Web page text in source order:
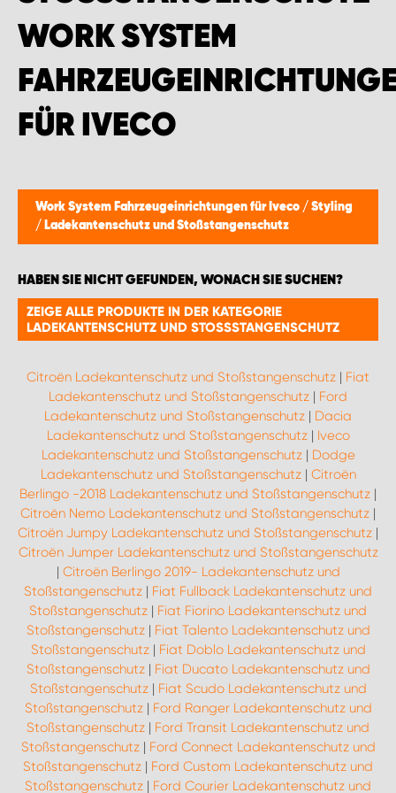
ORK SYSTEM F
ÜR IVECO
Work System Fahrzeugeinrichtungen für Iveco / Styling
/ Ladekantenschutz und Stoßstangenschutz
HABEN SIE NICHT GEFUNDEN, WONACH SIE SUCHEN?
ZEIGE ALLE PRODUKTE IN DER KATEGORIE
LADEKANTENSCHUTZ UND STOSSSTANGENSCHUTZ
Citroën Ladekantenschutz und Stoßstangenschutz | Fiat
Ladekantenschutz und Stoßstangenschutz | Ford
Ladekantenschutz und Stoßstangenschutz | Dacia
Ladekantenschutz und Stoßstangenschutz| Iveco
Ladekantenschutz und Stoßstangenschutz| Dodge
Ladekantenschutz und Stoßstangenschutz| Citroën
Berlingo -2018 Ladekantenschutz und Stoßstangenschutz |
Citroën Nemo Ladekantenschutz und Stoßstangenschutz |
Citroën Jumpy Ladekantenschutz und Stoßstangenschutz |
Citroën Jumper Ladekantenschutz und Stoßstangenschutz
| Citroën Berlingo 2019- Ladekantenschutz und
Stoßstangenschutz | Fiat Fullback Ladekantenschutz und
Stoßstangenschutz | Fiat Fiorino Ladekantenschutz und
Stoßstangenschutz| Fiat Talento Ladekantenschutz und
Stoßstangenschutz| Fiat Doblo Ladekantenschutz und
Stoßstangenschutz| Fiat Ducato Ladekantenschutz und
Stoßstangenschutz| Fiat Scudo Ladekantenschutz und
Stoßstangenschutz| Ford Ranger Ladekantenschutz und
Stoßstangenschutz | Ford Transit Ladekantenschutz und
Stoßstangenschutz| Ford Connect Ladekantenschutz und
Stoßstangenschutz | Ford Custom Ladekantenschutz und
Stoßstangenschutz | Ford Courier Ladekantenschutz und
WORK SYSTEM BRÜSSEL
WORK SYSTEM NAMEN